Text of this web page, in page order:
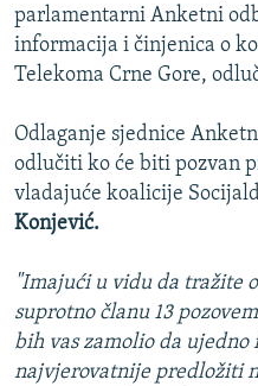
parlamentarni Anketni
informacija i činjenica o
Telekoma Crne Gore,
Odlaganje sjednice
odlučiti ko će biti pozvan
vladajuće koalicije
Konjević.
"Imajući u vidu da tražite
suprotno članu 13
bih vas zamolio da
najvjerovatnije predložiti